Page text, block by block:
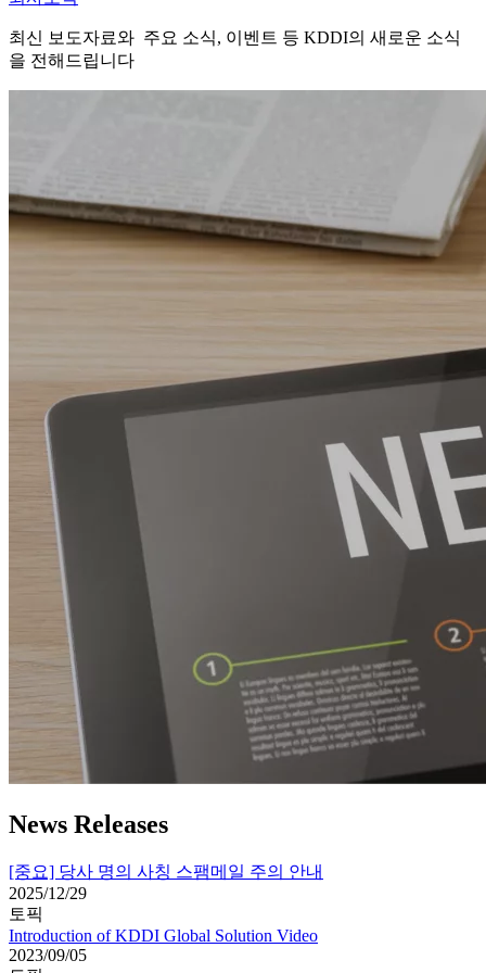
최신 보도자료와 주요 소식, 이벤트 등 KDDI의 새로운 소식
을 전해드립니다
News Releases
[중요] 당사 명의 사칭 스팸메일 주의 안내
2025/12/29
토픽
Introduction of KDDI Global Solution Video
2023/09/05